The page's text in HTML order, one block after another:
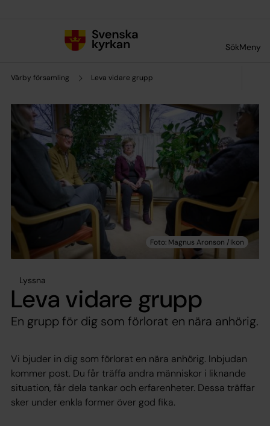
SökMeny
Värby församling Leva vidare grupp
Lyssna
Leva vidare grupp
En grupp för dig som förlorat en nära anhörig.
Vi bjuder in dig som förlorat en nära anhörig. Inbjudan
kommer post. Du får träffa andra människor i liknande
situation, får dela tankar och erfarenheter. Dessa träffar
sker under enkla former över god fika.